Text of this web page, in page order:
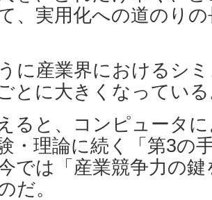
、実用化への道のり
に産業界におけるシ
とに大きくなってい
ると、コンピュータ
・理論に続く「第3の
では「産業競争力の
だ。